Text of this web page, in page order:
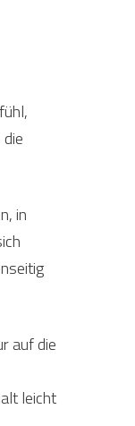
in
auf die
leicht